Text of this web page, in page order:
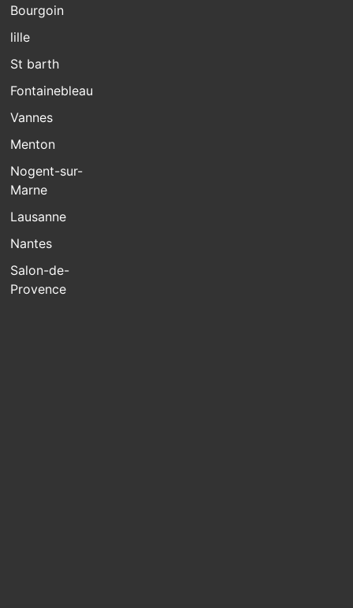
Bourgoin
lille
St barth
Fontainebleau
Vannes
Menton
Nogent-sur-
Marne
Lausanne
Nantes
Salon-de-
Provence